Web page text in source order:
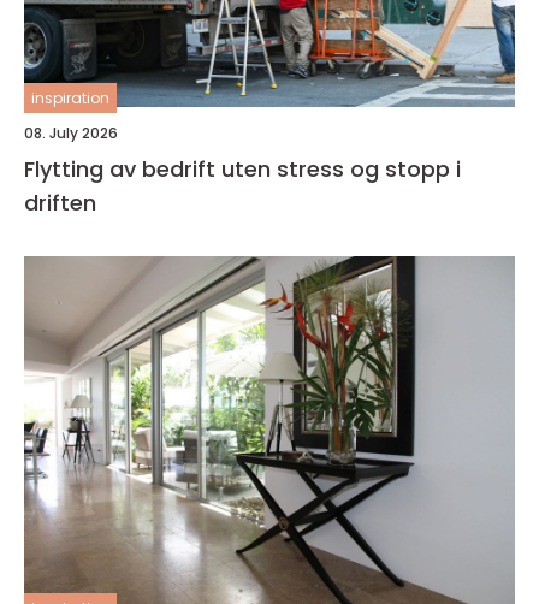
inspiration
08. July 2026
Flytting av bedrift uten stress og stopp i
driften